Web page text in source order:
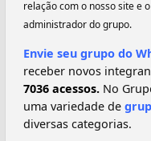
relação com o nosso site e
administrador do grupo.
Envie seu grupo do
receber novos
7036 acessos. No
uma variedade de
diversas categorias.